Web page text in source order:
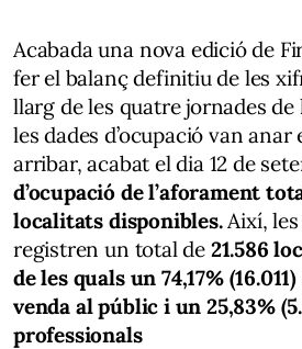
Acabada una nova edició de
fer el balanç definitiu de les
llarg de les quatre jornades de
les dades d’ocupació van
arribar, acabat el dia 12 de
d’ocupació de l’aforament
localitats disponibles.Així, les
registren un total de 21.586
de les quals un 74,17%
venda al públic i un 25,83%
professionals